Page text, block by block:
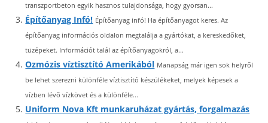
transzportbeton egyik hasznos tulajdonsága, hogy gyorsan...
Építőanyag Infó! Építőanyag infó! Ha építőanyagot keres. Az
építőanyag információs oldalon megtalálja a gyártókat, a kereskedőket,
tüzépeket. Információt talál az építőanyagokról, a...
Ozmózis víztisztító Amerikából Manapság már igen sok helyről
be lehet szerezni különféle víztisztító készülékeket, melyek képesek a
vízben lévő vízkövet és a különféle...
Uniform Nova Kft munkaruházat gyártás, forgalmazás